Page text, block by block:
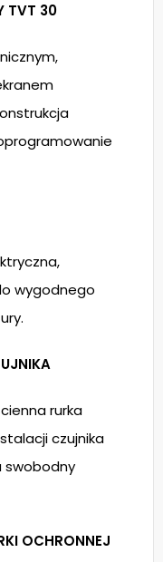
TVT 30
wygodnego
rurka
czujnika
swobodny
OCHRONNEJ